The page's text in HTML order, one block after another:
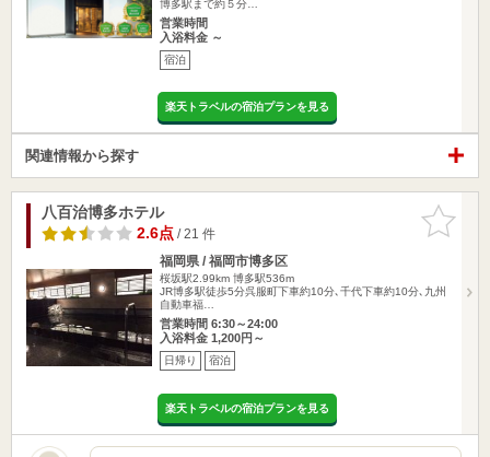
博多駅まで約５分…
営業時間
入浴料金 ～
宿泊
楽天トラベルの宿泊プランを見る
関連情報から探す
お気に入
りに追加
八百治博多ホテル
2.6点/ 21 件
福岡県 / 福岡市博多区
桜坂駅2.99km 博多駅536m
JR博多駅徒歩5分呉服町下車約10分､千代下車約10分､九州
自動車福…
営業時間 6:30～24:00
入浴料金 1,200円～
日帰り 宿泊
楽天トラベルの宿泊プランを見る